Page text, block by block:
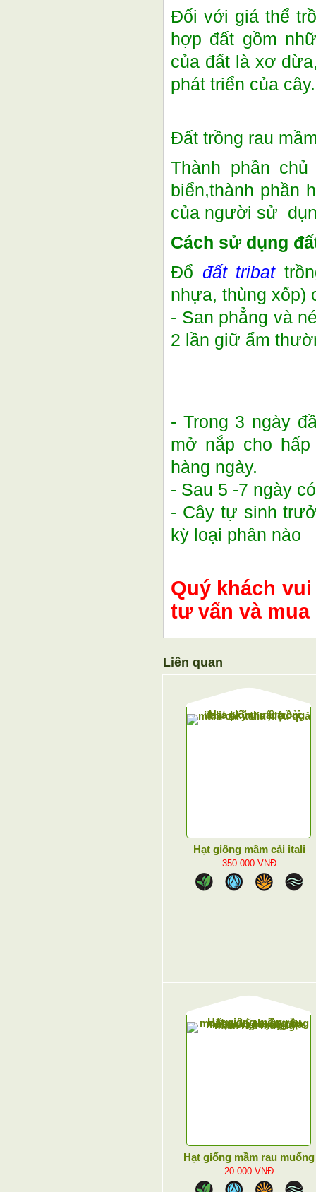
Đối với giá thể
hợp đất gồm
của đất là xơ
phát triển của cây.
Đất trồng rau
Thành phần
biển,thành phần
của người sử
Cách sử dụng
Đổ đất tribat
nhựa, thùng xốp)
- San phẳng và
2 lần giữ ẩm
- Trong 3 ngày
mở nắp cho
hàng ngày.
- Sau 5 -7 ngày
- Cây tự sinh
kỳ loại phân nào
Quý khách
tư vấn và
Liên quan
Hạt giống mầm cải itali
350.000VNĐ
Hạt giống mầm rau muống
20.000 VNĐ